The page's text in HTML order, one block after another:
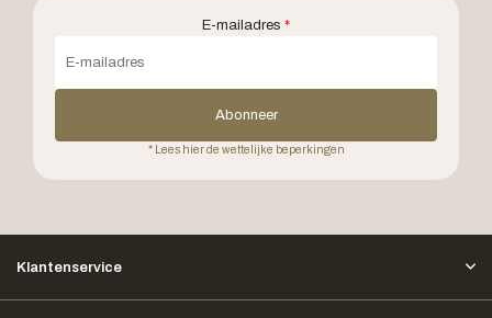
E-mailadres *
Abonneer
* Lees hier de wettelijke beperkingen
Klantenservice